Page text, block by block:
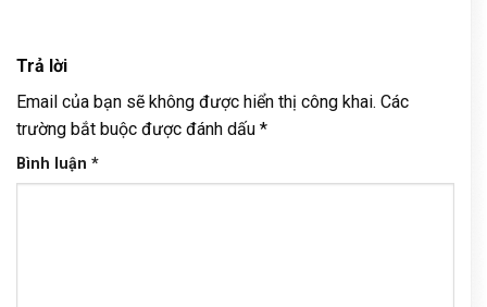
Trả lời
Email của bạn sẽ không được hiển thị công khai. Các
trường bắt buộc được đánh dấu *
Bình luận *